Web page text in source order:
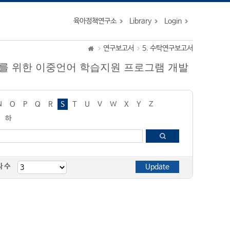
육아정책연구소 Library Login
연구보고서 5. 수탁연구보고서
위한 이중언어 학습지원 프로그램 개발
O P Q R S T U V W X Y
Z
하
수